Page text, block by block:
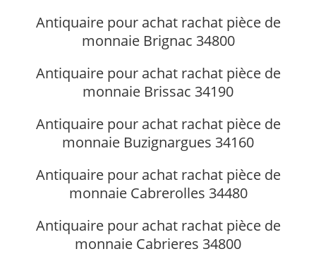
Antiquaire pour achat rachat pièce de
monnaie Brignac 34800
Antiquaire pour achat rachat pièce de
monnaie Brissac 34190
Antiquaire pour achat rachat pièce de
monnaie Buzignargues 34160
Antiquaire pour achat rachat pièce de
monnaie Cabrerolles 34480
Antiquaire pour achat rachat pièce de
monnaie Cabrieres 34800